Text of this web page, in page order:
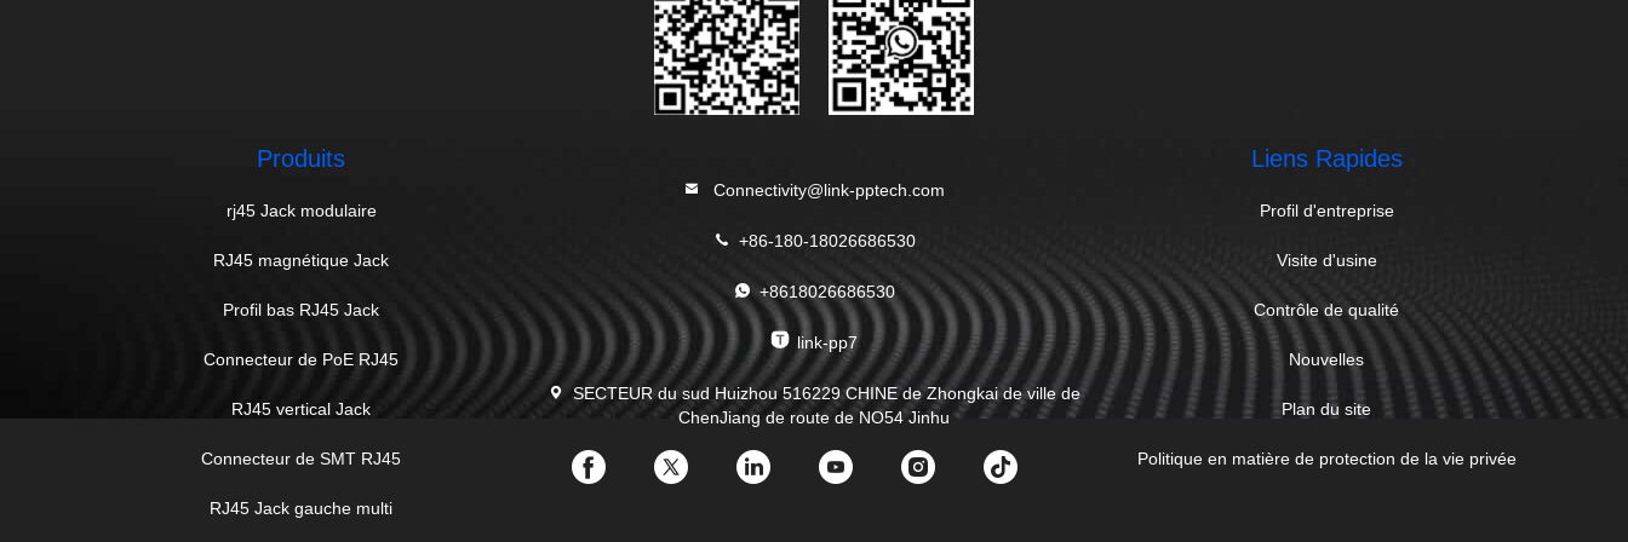
Produits
rj45 Jack modulaire
RJ45 magnétique Jack
Profil bas RJ45 Jack
Connecteur de PoE RJ45
RJ45 vertical Jack
Connecteur de SMT RJ45
RJ45 Jack gauche multi
Connectivity@link-pptech.com
+86-180-18026686530
+8618026686530
link-pp7
SECTEUR du sud Huizhou 516229 CHINE de Zhongkai de ville de
ChenJiang de route de NO54 Jinhu
Liens Rapides
Profil d'entreprise
Visite d'usine
Contrôle de qualité
Nouvelles
Plan du site
Politique en matière de protection de la vie privée